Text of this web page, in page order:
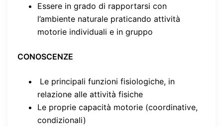
Essere in grado di rapportarsi con
l’ambiente naturale praticando attività
motorie individuali e in gruppo
CONOSCENZE
Le principali funzioni fisiologiche, in
relazione alle attività fisiche
Le proprie capacità motorie (coordinative,
condizionali)